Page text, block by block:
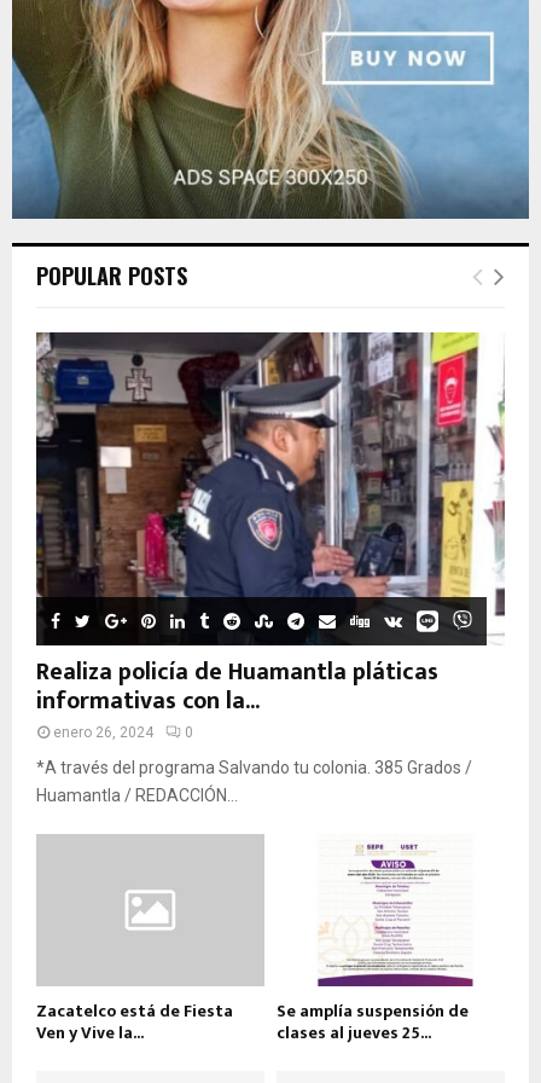
POPULAR POSTS
Realiza policía de Huamantla pláticas
informativas con la...
enero 26, 2024 0
*A través del programa Salvando tu colonia. 385 Grados /
Huamantla / REDACCIÓN...
Zacatelco está de Fiesta
Ven y Vive la...
Se amplía suspensión de
clases al jueves 25...